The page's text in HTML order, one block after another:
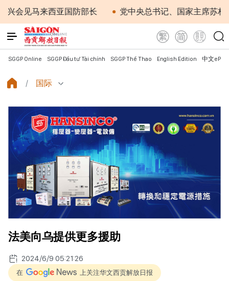
马来西亚国防部长 党中央总书记、国家主席苏林：越
SGGP Online SGGP Đầu tư Tài chính SGGP Thể Thao English Edition 中文
国际
法美向乌提供更多援助
2024/6/9 05:21:26
在 上关注华文西贡解放日报